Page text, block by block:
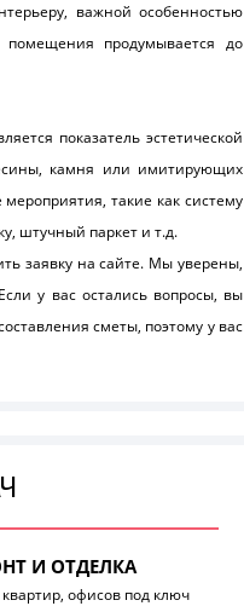
важной особенностью
помещения продумывается до
показатель эстетической
камня или имитирующих
такие как систему
штучный паркет и т.д.
заявку на сайте. Мы уверены,
у вас остались вопросы, вы
сметы, поэтому у вас
И ОТДЕЛКА
офисов под ключ